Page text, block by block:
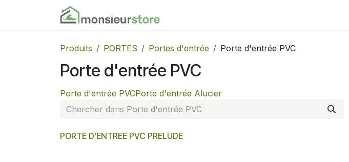
Se rendre au contenu
Produits PORTES Portes d'entrée Porte d'entrée PVC
Porte d'entrée PVC
Porte d'entrée PVCPorte d'entrée Alucier
PORTE D'ENTREE PVC PRELUDE